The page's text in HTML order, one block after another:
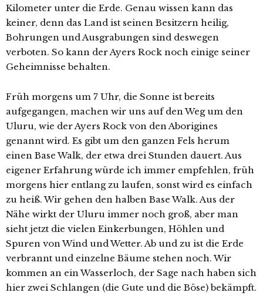
Kilometer unter die Erde. Genau wissen kann das
keiner, denn das Land ist seinen Besitzern heilig,
Bohrungen und Ausgrabungen sind deswegen
verboten. So kann der Ayers Rock noch einige seiner
Geheimnisse behalten.
Früh morgens um 7 Uhr, die Sonne ist bereits
aufgegangen, machen wir uns auf den Weg um den
Uluru, wie der Ayers Rock von den Aborigines
genannt wird. Es gibt um den ganzen Fels herum
einen Base Walk, der etwa drei Stunden dauert. Aus
eigener Erfahrung würde ich immer empfehlen, früh
morgens hier entlang zu laufen, sonst wird es einfach
zu heiß. Wir gehen den halben Base Walk. Aus der
Nähe wirkt der Uluru immer noch groß, aber man
sieht jetzt die vielen Einkerbungen, Höhlen und
Spuren von Wind und Wetter. Ab und zu ist die Erde
verbrannt und einzelne Bäume stehen noch. Wir
kommen an ein Wasserloch, der Sage nach haben sich
hier zwei Schlangen (die Gute und die Böse) bekämpft.